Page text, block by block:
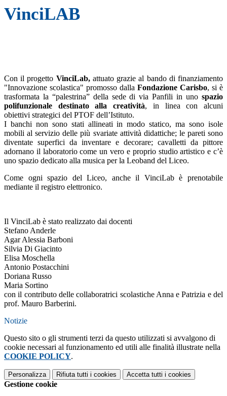
VinciLAB
Con il progetto VinciLab, attuato grazie al bando di finanziamento
"Innovazione scolastica" promosso dalla Fondazione Carisbo, si è
trasformata la “palestrina” della sede di via Panfili in uno spazio
polifunzionale destinato alla creatività, in linea con alcuni
obiettivi strategici del PTOF dell’Istituto.
I banchi non sono stati allineati in modo statico, ma sono isole
mobili al servizio delle più svariate attività didattiche; le pareti sono
diventate superfici da inventare e decorare; cavalletti da pittore
adornano il laboratorio come un vero e proprio studio artistico e c’è
uno spazio dedicato alla musica per la Leoband del Liceo.
Come ogni spazio del Liceo, anche il VinciLab è prenotabile
mediante il registro elettronico.
Il VinciLab è stato realizzato dai docenti
Stefano Anderle
Agar Alessia Barboni
Silvia Di Giacinto
Elisa Moschella
Antonio Postacchini
Doriana Russo
Maria Sortino
con il contributo delle collaboratrici scolastiche Anna e Patrizia e del
prof. Mauro Barberini.
Notizie
Questo sito o gli strumenti terzi da questo utilizzati si avvalgono di
cookie necessari al funzionamento ed utili alle finalità illustrate nella
COOKIE POLICY.
Personalizza Rifiuta tutti i cookies Accetta tutti i cookies
Gestione cookie